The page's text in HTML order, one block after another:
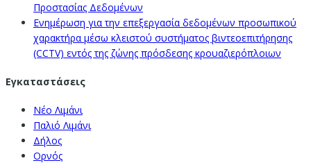
Προστασίας Δεδομένων
Ενημέρωση για την επεξεργασία δεδομένων προσωπικού
χαρακτήρα μέσω κλειστού συστήματος βιντεοεπιτήρησης
(CCTV) εντός της ζώνης πρόσδεσης κρουαζιερόπλοιων
Εγκαταστάσεις
Νέο Λιμάνι
Παλιό Λιμάνι
Δήλος
Ορνός